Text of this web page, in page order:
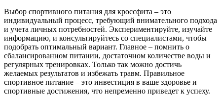
Выбор спортивного питания для кроссфита – это
индивидуальный процесс, требующий внимательного подхода
и учета личных потребностей. Экспериментируйте, изучайте
информацию, и консультируйтесь со специалистами, чтобы
подобрать оптимальный вариант. Главное – помнить о
сбалансированном питании, достаточном количестве воды и
регулярных тренировках. Только так можно достичь
желаемых результатов и избежать травм. Правильное
спортивное питание – это инвестиция в ваше здоровье и
спортивные достижения, что непременно приведет к успеху.